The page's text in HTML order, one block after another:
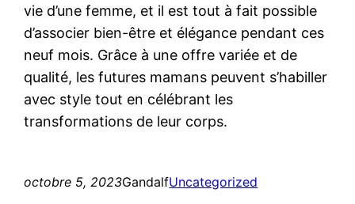
vie d’une femme, et il est tout à fait possible
d’associer bien-être et élégance pendant ces
neuf mois. Grâce à une offre variée et de
qualité, les futures mamans peuvent s’habiller
avec style tout en célébrant les
transformations de leur corps.
octobre 5, 2023GandalfUncategorized